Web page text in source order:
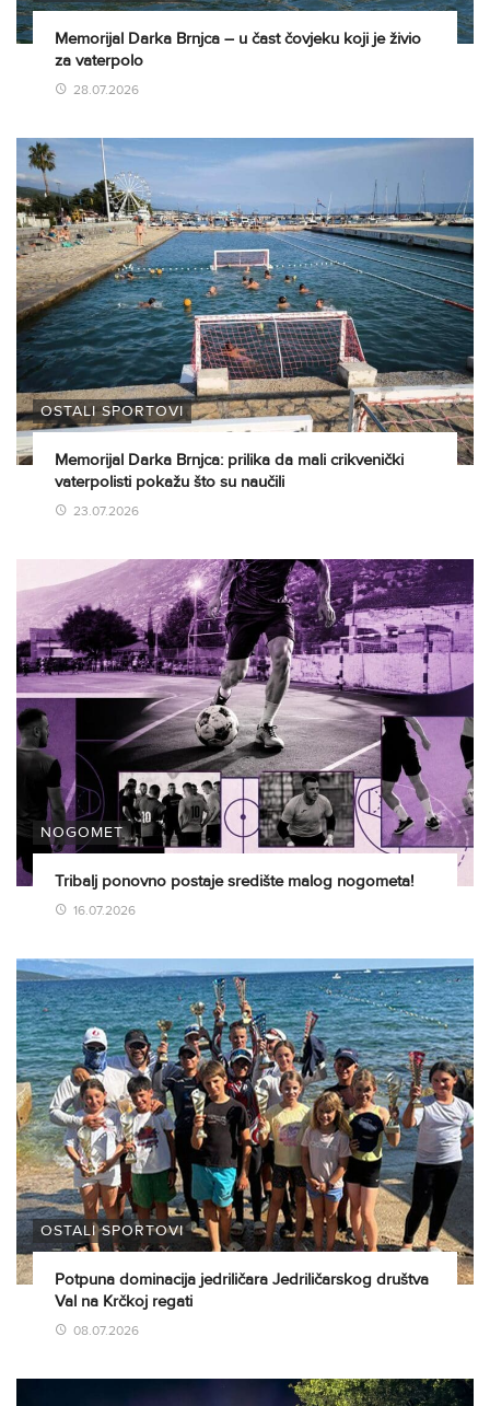
Memorijal Darka Brnjca – u čast čovjeku koji je živio
za vaterpolo
28.07.2026
OSTALI SPORTOVI
Memorijal Darka Brnjca: prilika da mali crikvenički
vaterpolisti pokažu što su naučili
23.07.2026
NOGOMET
Tribalj ponovno postaje središte malog nogometa!
16.07.2026
OSTALI SPORTOVI
Potpuna dominacija jedriličara Jedriličarskog društva
Val na Krčkoj regati
08.07.2026